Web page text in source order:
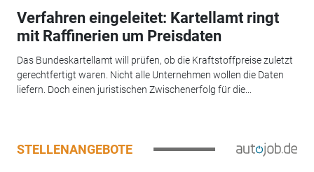
Verfahren eingeleitet: Kartellamt ringt
mit Raffinerien um Preisdaten
Das Bundeskartellamt will prüfen, ob die Kraftstoffpreise zuletzt
gerechtfertigt waren. Nicht alle Unternehmen wollen die Daten
liefern. Doch einen juristischen Zwischenerfolg für die...
STELLENANGEBOTE